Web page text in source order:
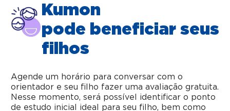
Kumon
pode beneficiar seus
filhos
Agende um horário para conversar com o
orientador e seu filho fazer uma avaliação gratuita.
Nesse momento, será possível identificar o ponto
de estudo inicial ideal para seu filho, bem como